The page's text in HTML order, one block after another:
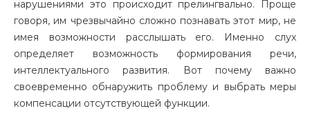
нарушениями это происходит прелингвально. Проще
говоря, им чрезвычайно сложно познавать этот мир, не
имея возможности расслышать его. Именно слух
определяет возможность формирования речи,
интеллектуального развития. Вот почему важно
своевременно обнаружить проблему и выбрать меры
компенсации отсутствующей функции.